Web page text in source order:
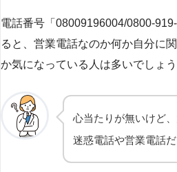
電話番号「08009196004/0800-
ると、営業電話なのか何か自分に
か気になっている人は多いでしょう
心当たりが無いけど
迷惑電話や営業電話